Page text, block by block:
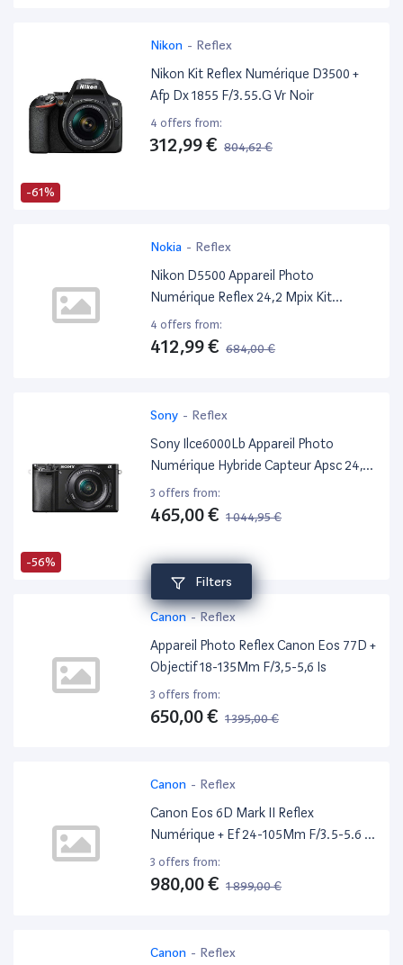
Filters
-61%
Nikon - Reflex
Nikon Kit Reflex Numérique D3500 +
Afp Dx 1855 F/3.55.G Vr Noir
4 offers from:
312,99 € 804,62 €
Nokia - Reflex
Nikon D5500 Appareil Photo
Numérique Reflex 24,2 Mpix Kit
Objectif Af-P 18-55 Mm Vr Noir
4 offers from:
412,99 € 684,00 €
-56%
Sony - Reflex
Sony Ilce6000Lb Appareil Photo
Numérique Hybride Capteur Apsc 24,3
Mpix Autofocus Ultrarapide + Objectif
1650 Mm Rétractable Noir
3 offers from:
465,00 € 1 044,95 €
Canon- Reflex
Appareil Photo Reflex Canon Eos 77D +
Objectif 18-135Mm F/3,5-5,6 Is
3 offers from:
650,00 € 1 395,00 €
Canon - Reflex
Canon Eos 6D Mark II Reflex
Numérique + Ef 24-105Mm F/3.5-5.6 Is
Stm
3 offers from:
980,00 € 1 899,00 €
Canon - Reflex